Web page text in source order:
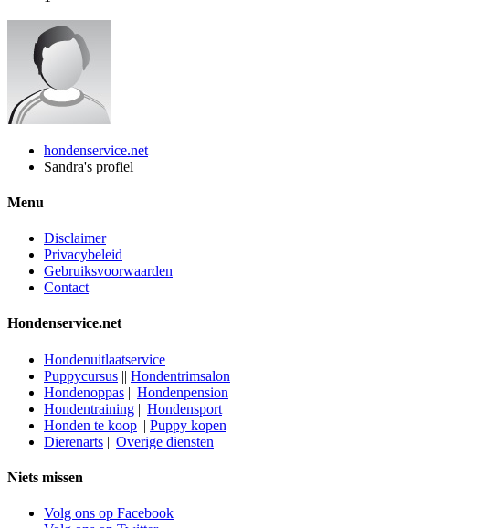
hondenservice.net
Sandra's profiel
Menu
Disclaimer
Privacybeleid
Gebruiksvoorwaarden
Contact
Hondenservice.net
Hondenuitlaatservice
Puppycursus || Hondentrimsalon
Hondenoppas || Hondenpension
Hondentraining || Hondensport
Honden te koop || Puppy kopen
Dierenarts || Overige diensten
Niets missen
Volg ons op Facebook